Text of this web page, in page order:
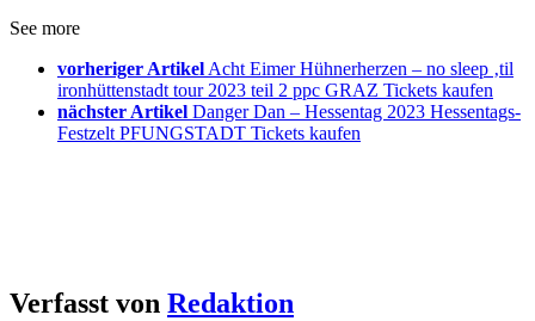
See more
vorheriger ArtikelAcht Eimer Hühnerherzen – no sleep ‚til
ironhüttenstadt tour 2023 teil 2 ppc GRAZ Tickets kaufen
nächster Artikel Danger Dan – Hessentag 2023 Hessentags-
Festzelt PFUNGSTADT Tickets kaufen
Verfasst von Redaktion